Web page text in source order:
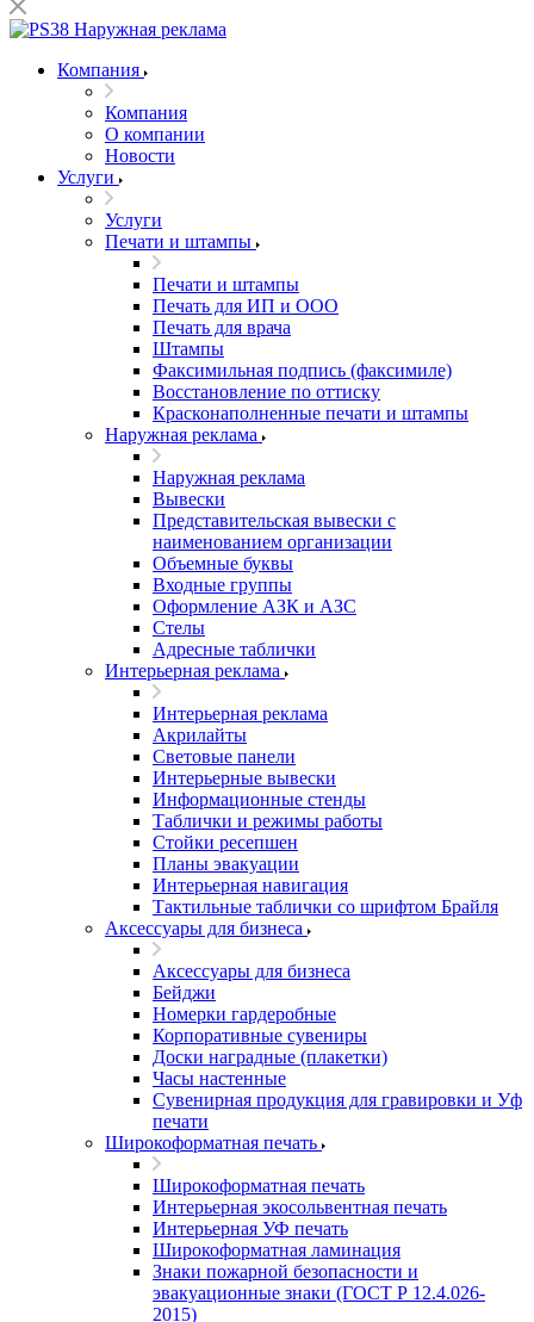
Компания
Компания
О компании
Новости
Услуги
Услуги
Печати и штампы
Печати и штампы
Печать для ИП и ООО
Печать для врача
Штампы
Факсимильная подпись (факсимиле)
Восстановление по оттиску
Красконаполненные печати и штампы
Наружная реклама
Наружная реклама
Вывески
Представительская вывески с
наименованием организации
Объемные буквы
Входные группы
Оформление АЗК и АЗС
Стелы
Адресные таблички
Интерьерная реклама
Интерьерная реклама
Акрилайты
Световые панели
Интерьерные вывески
Информационные стенды
Таблички и режимы работы
Стойки ресепшен
Планы эвакуации
Интерьерная навигация
Тактильные таблички со шрифтом Брайля
Аксессуары для бизнеса
Аксессуары для бизнеса
Бейджи
Номерки гардеробные
Корпоративные сувениры
Доски наградные (плакетки)
Часы настенные
Сувенирная продукция для гравировки и Уф
печати
Широкоформатная печать
Широкоформатная печать
Интерьерная экосольвентная печать
Интерьерная УФ печать
Широкоформатная ламинация
Знаки пожарной безопасности и
эвакуационные знаки (ГОСТ Р 12.4.026-
2015)